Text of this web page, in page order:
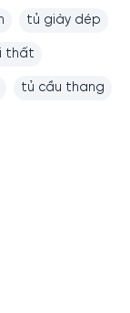
tủ giày dép
thất
tủ cầu thang